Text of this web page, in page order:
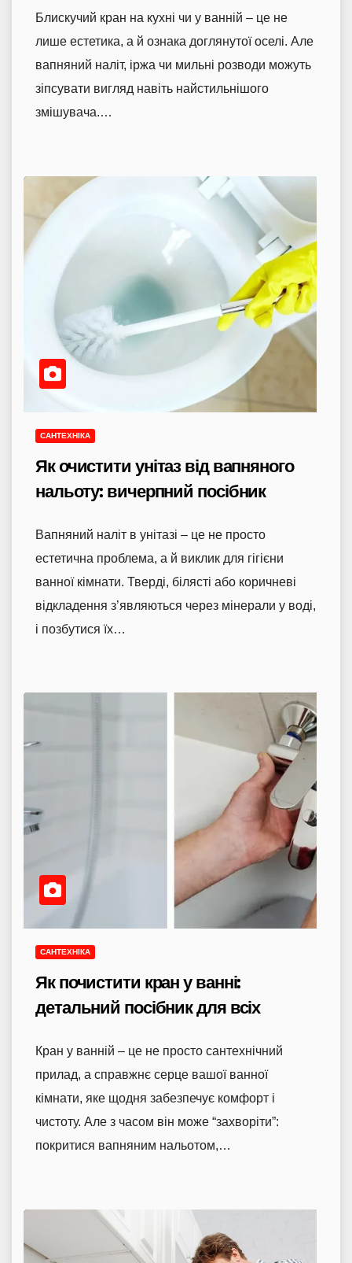
Блискучий кран на кухні чи у ванній – це не
лише естетика, а й ознака доглянутої оселі. Але
вапняний наліт, іржа чи мильні розводи можуть
зіпсувати вигляд навіть найстильнішого
змішувача.…
САНТЕХНІКА
Як очистити унітаз від вапняного
нальоту: вичерпний посібник
Вапняний наліт в унітазі – це не просто
естетична проблема, а й виклик для гігієни
ванної кімнати. Тверді, білясті або коричневі
відкладення з’являються через мінерали у воді,
і позбутися їх…
САНТЕХНІКА
Як почистити кран у ванні:
детальний посібник для всіх
Кран у ванній – це не просто сантехнічний
прилад, а справжнє серце вашої ванної
кімнати, яке щодня забезпечує комфорт і
чистоту. Але з часом він може “захворіти”:
покритися вапняним нальотом,…